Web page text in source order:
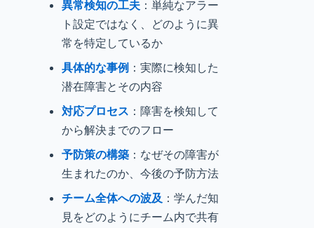
異常検知の工夫 ：単純なアラー
ト設定ではなく、どのように異
常を特定しているか
具体的な事例 ：実際に検知した
潜在障害とその内容
対応プロセス ：障害を検知して
から解決までのフロー
予防策の構築 ：なぜその障害が
生まれたのか、今後の予防方法
チーム全体への波及 ：学んだ知
見をどのようにチーム内で共有